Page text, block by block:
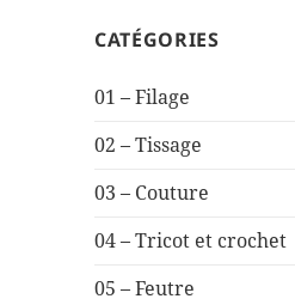
CATÉGORIES
01 – Filage
02 – Tissage
03 – Couture
04 – Tricot et crochet
05 – Feutre